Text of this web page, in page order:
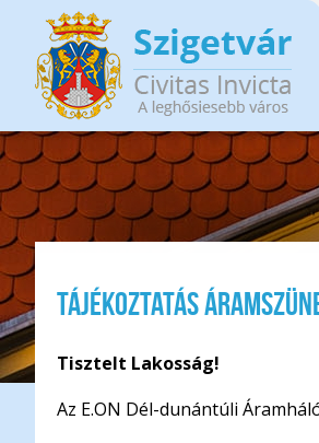
Ugrás a tartalomra
Tájékoztatás
Tisztelt Lakosság!
Az E.ON Dél-dunántúli